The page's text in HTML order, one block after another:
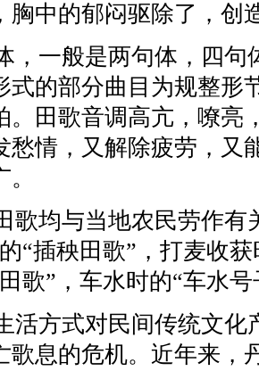
胸中的郁闷驱除了，创
，一般是两句体，四
式的部分曲目为规整形
。田歌音调高亢，嘹亮
愁情，又解除疲劳，又
歌均与当地农民劳作有
“插秧田歌”，打麦收
歌”，车水时的“车水
活方式对民间传统文
歌息的危机。近年来，